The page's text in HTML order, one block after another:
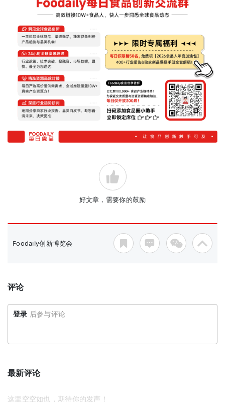
好文章，需要你的鼓励
Foodaily创新博览会
评论
登录 后参与评论
最新评论
这里空空如也，期待你的发声！